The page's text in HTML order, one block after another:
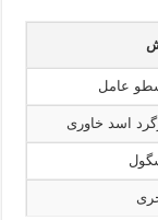
عامل
اسد خاوری